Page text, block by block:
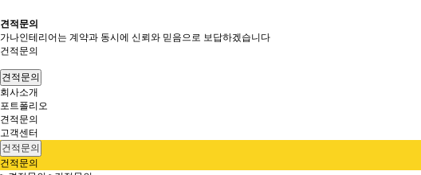
견적문의
가나인테리어는 계약과 동시에 신뢰와 믿음으로 보답하겠습니다
건적문의
견적문의
회사소개
포트폴리오
견적문의
고객센터
건적문의
건적문의